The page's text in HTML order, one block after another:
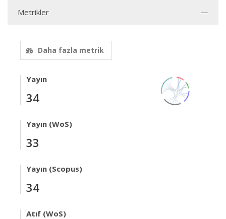
Metrikler
Daha fazla metrik
Yayın
34
Yayın (WoS)
33
Yayın (Scopus)
34
Atıf (WoS)